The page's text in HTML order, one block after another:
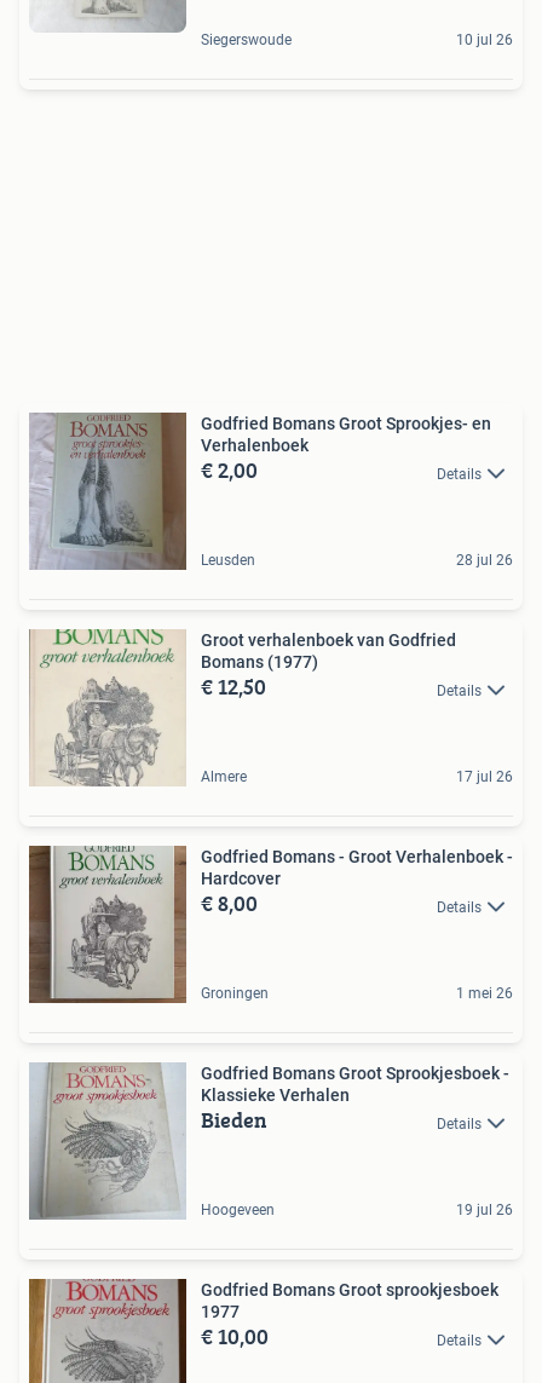
Siegerswoude 10 jul 26
Godfried Bomans Groot Sprookjes- en
Verhalenboek
€ 2,00 Details
Leusden 28 jul 26
Groot verhalenboek van Godfried
Bomans (1977)
€ 12,50 Details
Almere 17 jul 26
Godfried Bomans - Groot Verhalenboek -
Hardcover
€ 8,00 Details
Groningen 1 mei 26
Godfried Bomans Groot Sprookjesboek -
Klassieke Verhalen
Bieden Details
Hoogeveen 19 jul 26
Godfried Bomans Groot sprookjesboek
1977
€ 10,00 Details